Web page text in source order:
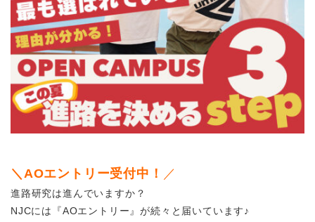
＼AOエントリー受付中！ ／
進路研究は進んでいますか？
NJCには『AOエントリー』が続々と届いています♪